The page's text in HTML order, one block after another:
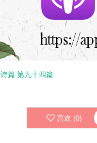
诗篇 第九十四篇
喜欢 (0)